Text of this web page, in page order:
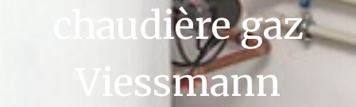
chaudière gaz
Viessmann